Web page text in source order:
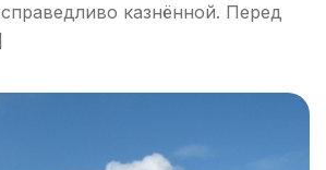
казнённой. Перед